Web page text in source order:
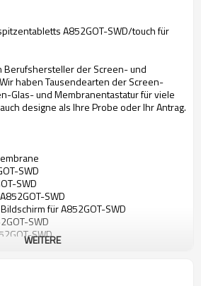
A852GOT-SWD/touch für
der Screen- und
haben Tausendearten der Screen-
Glas- und Membranentastatur für viele
designe als Ihre Probe oder Ihr Antrag.
SWD
SWD
SWD
für A852GOT-SWD
SWD
SWD
WEITERE